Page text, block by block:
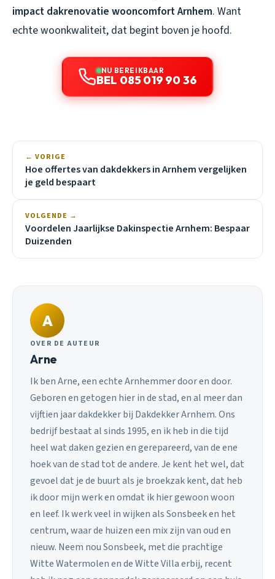
impact dakrenovatie wooncomfort Arnhem. Want
echte woonkwaliteit, dat begint boven je hoofd.
NU BEREIKBAAR
BEL 085 019 90 36
← VORIGE
Hoe offertes van dakdekkers in Arnhem vergelijken
je geld bespaart
VOLGENDE →
Voordelen Jaarlijkse Dakinspectie Arnhem: Bespaar
Duizenden
A
OVER DE AUTEUR
Arne
Ik ben Arne, een echte Arnhemmer door en door.
Geboren en getogen hier in de stad, en al meer dan
vijftien jaar dakdekker bij Dakdekker Arnhem. Ons
bedrijf bestaat al sinds 1995, en ik heb in die tijd
heel wat daken gezien en gerepareerd, van de ene
hoek van de stad tot de andere. Je kent het wel, dat
gevoel dat je de buurt als je broekzak kent, dat heb
ik door mijn werk en omdat ik hier gewoon woon
en leef. Ik werk veel in wijken als Sonsbeek en het
centrum, waar de huizen een mix zijn van oud en
nieuw. Neem nou Sonsbeek, met die prachtige
Witte Watermolen en de Witte Villa erbij, recent